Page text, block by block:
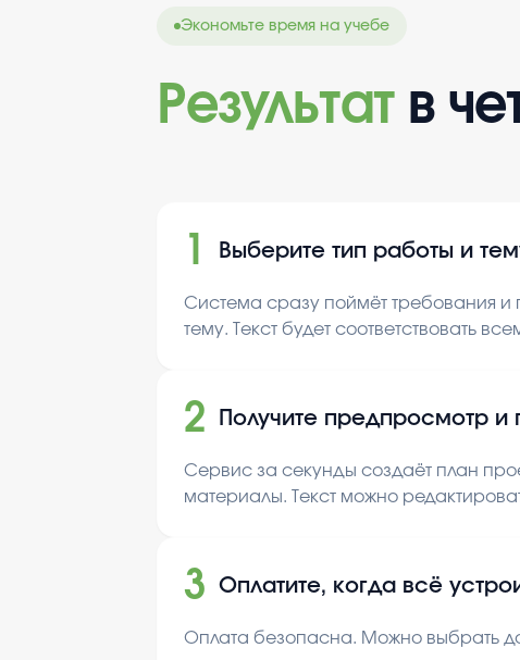
Экономьте время на учебе
Результат в
1 Выберите тип работы и
Система сразу поймёт требования и
тему. Текст будет соответствовать
2 Получите предпросмотр и
Сервис за секунды создаёт план
материалы. Текст можно
3 Оплатите, когда всё
Оплата безопасна. Можно выбрать